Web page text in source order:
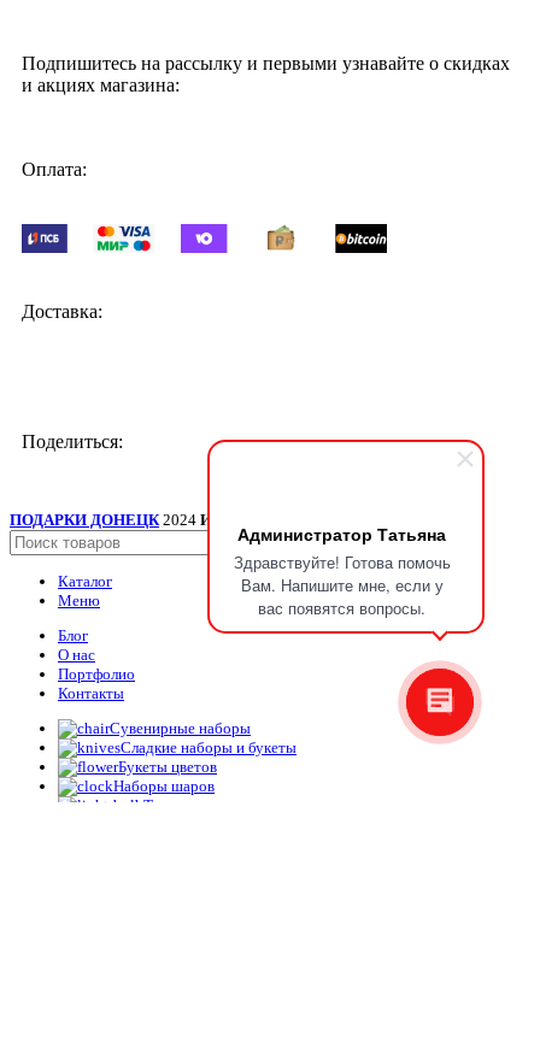
Администратор Татьяна
Здравствуйте! Готова помочь
Вам. Напишите мне, если у
вас появятся вопросы.
Подпишитесь на рассылку и первыми узнавайте о скидках
и акциях магазина:
Оплата:
Доставка:
Поделиться:
ПОДАРКИ ДОНЕЦК 2024 ИП Мудрик А.В. ИНН ОГРН
Поиск
Каталог
Меню
Блог
О нас
Портфолио
Контакты
Сувенирные наборы
Сладкие наборы и букеты
Букеты цветов
Наборы шаров
Топперы